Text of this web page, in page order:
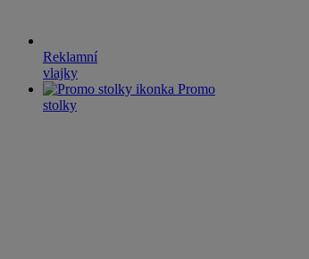
Reklamní
vlajky
Promo
stolky